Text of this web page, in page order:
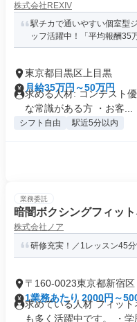
株式会社REXIV
駅チカで通いやすい個室型
ッフ活躍中！「平均報酬35
東京都目黒区上目黒
月給35万円～50万円
求める人材: コンテスト
な常識がある方 ・お客...
シフト自由 駅近5分以内
業務委託
暗闇ボクシングフィッ
株式会社ノア
研修充実！／1レッスン45
〒160-0023東京都新宿区
1業務あたり 2000円～
分）
求めている人材 フィッ
も多く活躍中です。 ・学